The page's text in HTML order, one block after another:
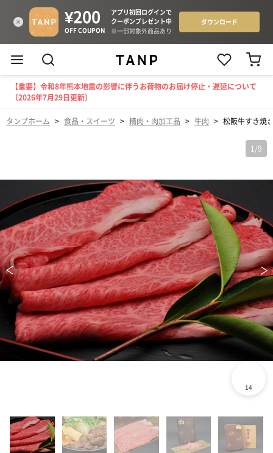
【重要】令和8年熊本地震の影響に伴うお荷物のお届け停止・遅延について
（2026年7月29日更新）
タンプホーム > 食品・スイーツ > 精肉・肉加工品 > 牛肉 > 松阪牛すき焼
1 /9